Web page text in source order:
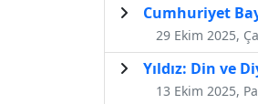
Cumhuriyet
29 Ekim 2025,
Yıldız: Din ve
13 Ekim 2025,